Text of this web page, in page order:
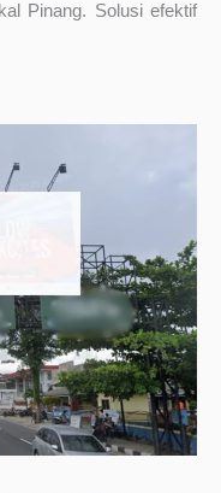
Pinang. Solusi efektif